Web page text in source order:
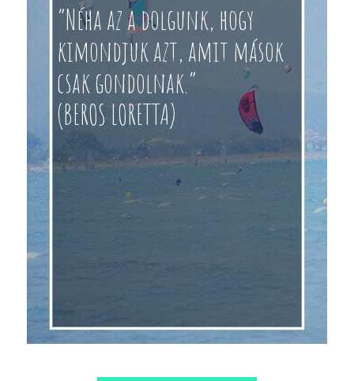
“Néha az a dolgunk, hogy
kimondjuk azt, amit mások
csak gondolnak.”
(BEROS LORETTA)